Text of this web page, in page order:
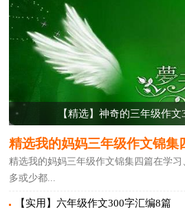
【精选】神奇的三年级作
精选我的妈妈三年级作文锦集
精选我的妈妈三年级作文锦集四篇在学
多或少都...
【实用】六年级作文300字汇编8篇